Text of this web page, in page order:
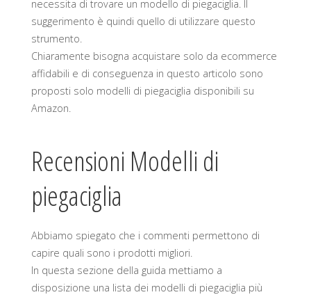
necessita di trovare un modello di piegaciglia. Il
suggerimento è quindi quello di utilizzare questo
strumento.
Chiaramente bisogna acquistare solo da ecommerce
affidabili e di conseguenza in questo articolo sono
proposti solo modelli di piegaciglia disponibili su
Amazon.
Recensioni Modelli di
piegaciglia
Abbiamo spiegato che i commenti permettono di
capire quali sono i prodotti migliori.
In questa sezione della guida mettiamo a
disposizione una lista dei modelli di piegaciglia più